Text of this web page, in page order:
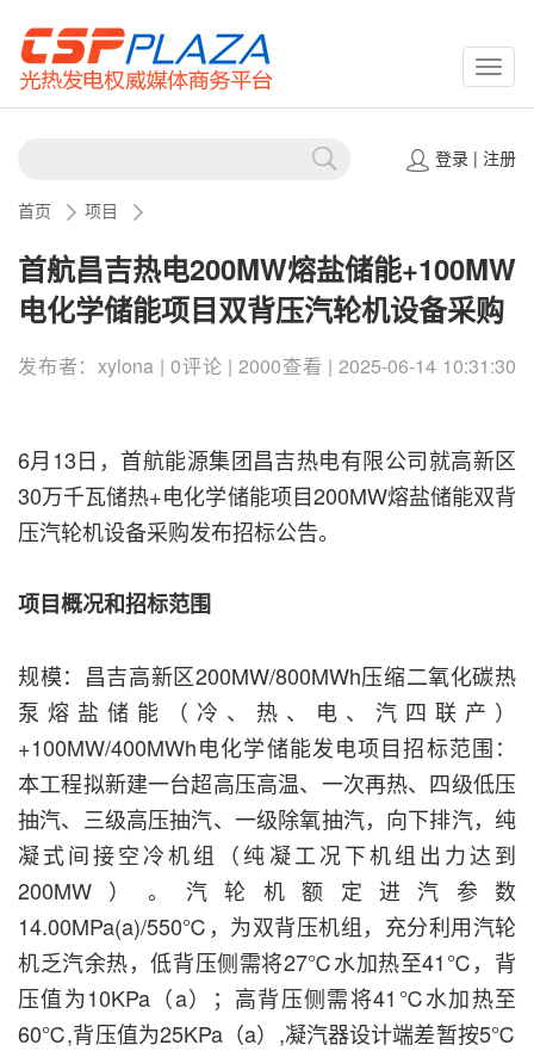
登录| 注册
首页 项目
首航昌吉热电200MW熔盐储能+100MW
电化学储能项目双背压汽轮机设备采购
发布者：xylona | 0评论 | 2000查看 | 2025-06-14 10:31:30
6月13日，首航能源集团昌吉热电有限公司就高新区
30万千瓦储热+电化学储能项目200MW熔盐储能双背
压汽轮机设备采购发布招标公告。
项目概况和招标范围
规模：昌吉高新区200MW/800MWh压缩二氧化碳热
泵熔盐储能（冷、热、电、汽四联产）
+100MW/400MWh电化学储能发电项目招标范围：
本工程拟新建一台超高压高温、一次再热、四级低压
抽汽、三级高压抽汽、一级除氧抽汽，向下排汽，纯
凝式间接空冷机组（纯凝工况下机组出力达到
200MW）。汽轮机额定进汽参数
14.00MPa(a)/550℃，为双背压机组，充分利用汽轮
机乏汽余热，低背压侧需将27℃水加热至41℃，背
压值为10KPa（a）；高背压侧需将41℃水加热至
60℃,背压值为25KPa（a）,凝汽器设计端差暂按5℃